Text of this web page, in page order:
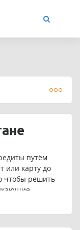
путём
или карту до
чтобы решить
всего, когда